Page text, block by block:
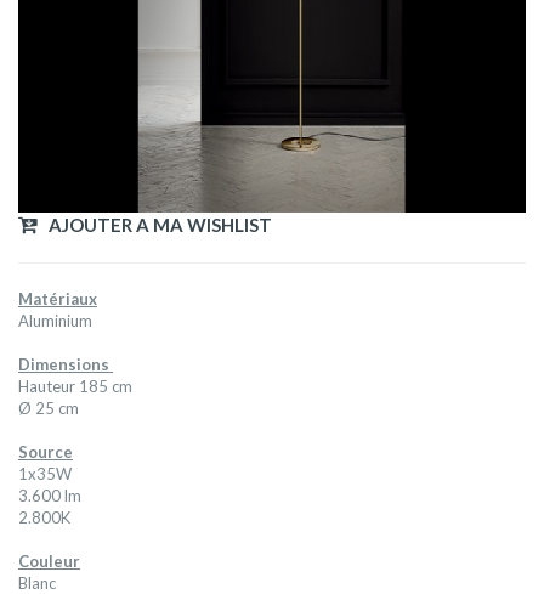
AJOUTER A MA WISHLIST
Matériaux
Aluminium
Dimensions
Hauteur 185 cm
Ø 25 cm
Source
1x35W
3.600 lm
2.800K
Couleur
Blanc